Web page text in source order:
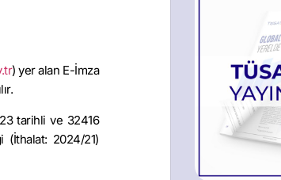
) yer alan E-İmza
tarihli ve 32416
(İthalat: 2024/21)